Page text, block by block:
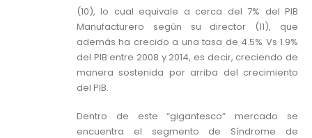
(10), lo cual equivale a cerca del 7% del PIB
Manufacturero según su director (11), que
además ha crecido a una tasa de 4.5% Vs 1.9%
del PIB entre 2008 y 2014, es decir, creciendo de
manera sostenida por arriba del crecimiento
del PIB.
Dentro de este “gigantesco” mercado se
encuentra el segmento de Síndrome de